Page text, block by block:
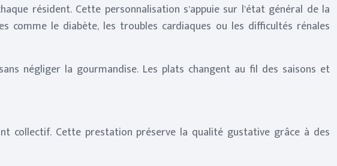
résident. Cette personnalisation s’appuie sur l’état général de la
comme le diabète, les troubles cardiaques ou les difficultés rénales
négliger la gourmandise. Les plats changent au fil des saisons et
collectif. Cette prestation préserve la qualité gustative grâce à des